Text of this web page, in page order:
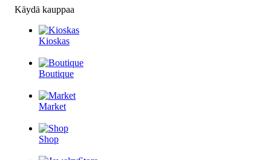
Käydä kauppaa
Kioskas
Boutique
Market
Shop